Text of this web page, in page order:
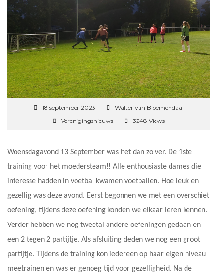
18 september 2023
Walter van Bloemendaal
Verenigingsnieuws
3248 Views
Woensdagavond 13 September was het dan zo ver. De 1ste
training voor het moedersteam!! Alle enthousiaste dames die
interesse hadden in voetbal kwamen voetballen. Hoe leuk en
gezellig was deze avond. Eerst begonnen we met een overschiet
oefening, tijdens deze oefening konden we elkaar leren kennen.
Verder hebben we nog tweetal andere oefeningen gedaan en
een 2 tegen 2 partijtje. Als afsluiting deden we nog een groot
partijtje. Tijdens de training kon iedereen op haar eigen niveau
meetrainen en was er genoeg tijd voor gezelligheid. Na de